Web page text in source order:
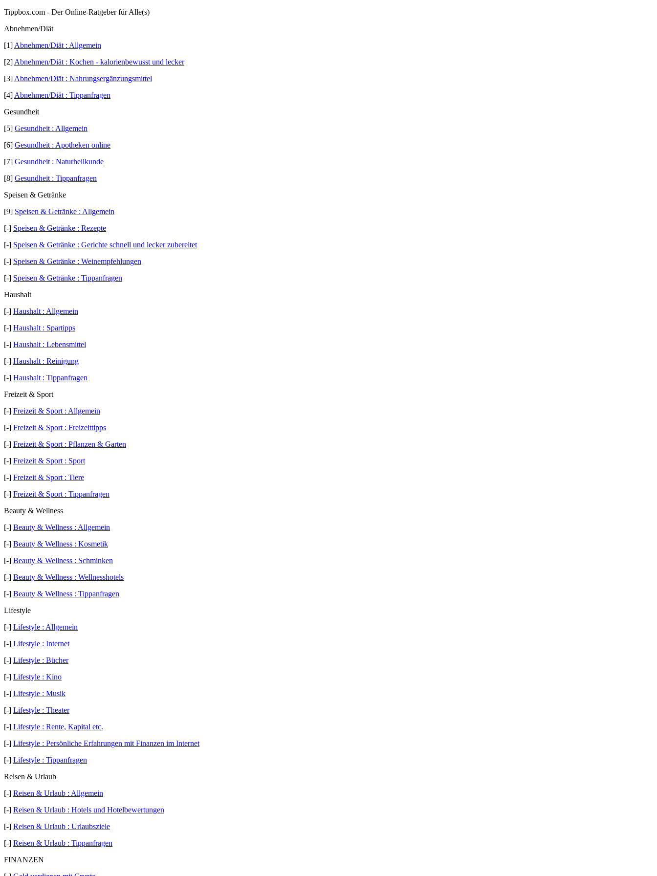
Tippbox.com - Der Online-Ratgeber für Alle(s)
Abnehmen/Diät
[1] Abnehmen/Diät : Allgemein
[2] Abnehmen/Diät : Kochen - kalorienbewusst und lecker
[3] Abnehmen/Diät : Nahrungsergänzungsmittel
[4] Abnehmen/Diät : Tippanfragen
Gesundheit
[5] Gesundheit : Allgemein
[6] Gesundheit : Apotheken online
[7] Gesundheit : Naturheilkunde
[8] Gesundheit : Tippanfragen
Speisen & Getränke
[9] Speisen & Getränke : Allgemein
[-] Speisen & Getränke : Rezepte
[-] Speisen & Getränke : Gerichte schnell und lecker zubereitet
[-] Speisen & Getränke : Weinempfehlungen
[-] Speisen & Getränke : Tippanfragen
Haushalt
[-] Haushalt : Allgemein
[-] Haushalt : Spartipps
[-] Haushalt : Lebensmittel
[-] Haushalt : Reinigung
[-] Haushalt : Tippanfragen
Freizeit & Sport
[-] Freizeit & Sport : Allgemein
[-] Freizeit & Sport : Freizeittipps
[-] Freizeit & Sport : Pflanzen & Garten
[-] Freizeit & Sport : Sport
[-] Freizeit & Sport : Tiere
[-] Freizeit & Sport : Tippanfragen
Beauty & Wellness
[-] Beauty & Wellness : Allgemein
[-] Beauty & Wellness : Kosmetik
[-] Beauty & Wellness : Schminken
[-] Beauty & Wellness : Wellnesshotels
[-] Beauty & Wellness : Tippanfragen
Lifestyle
[-] Lifestyle : Allgemein
[-] Lifestyle : Internet
[-] Lifestyle : Bücher
[-] Lifestyle : Kino
[-] Lifestyle : Musik
[-] Lifestyle : Theater
[-] Lifestyle : Rente, Kapital etc.
[-] Lifestyle : Persönliche Erfahrungen mit Finanzen im Internet
[-] Lifestyle : Tippanfragen
Reisen & Urlaub
[-] Reisen & Urlaub : Allgemein
[-] Reisen & Urlaub : Hotels und Hotelbewertungen
[-] Reisen & Urlaub : Urlaubsziele
[-] Reisen & Urlaub : Tippanfragen
FINANZEN